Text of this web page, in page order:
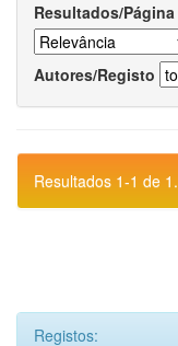
Resultados/Página
Autores/Registo
Resultados 1-1 de 1.
Registos: